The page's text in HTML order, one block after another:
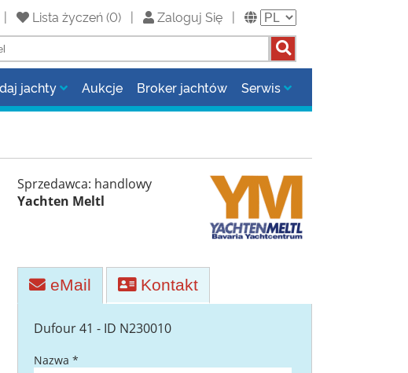
| Lista życzeń(0) | Zaloguj Się |
jachty Aukcje Broker jachtów Serwis
Sprzedawca: handlowy
Yachten Meltl
eMail Kontakt
Dufour 41 - ID N230010
Nazwa *